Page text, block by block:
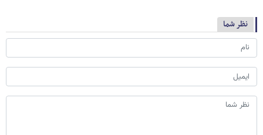
نظر شما